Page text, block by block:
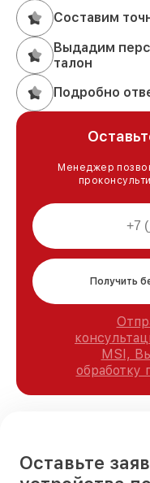
Составим
Выдадим
талон
Подробно
Менеджер
Получить
MSI,
обработку
Оставьте